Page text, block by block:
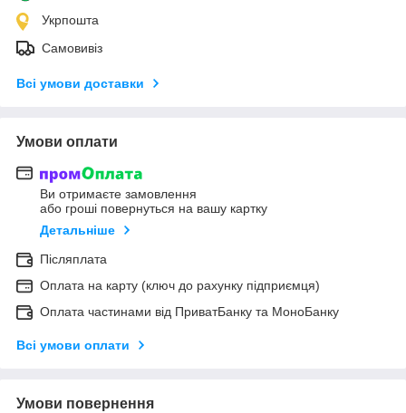
Укрпошта
Самовивіз
Всі умови доставки
Умови оплати
Ви отримаєте замовлення
або гроші повернуться на вашу картку
Детальніше
Післяплата
Оплата на карту (ключ до рахунку підприємця)
Оплата частинами від ПриватБанку та МоноБанку
Всі умови оплати
Умови повернення